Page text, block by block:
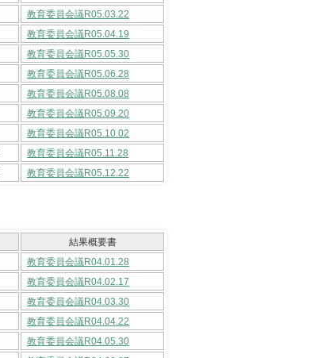
教育委員会議R05.03.22
教育委員会議R05.04.19
教育委員会議R05.05.30
教育委員会議R05.06.28
教育委員会議R05.08.08
教育委員会議R05.09.20
教育委員会議R05.10.02
教育委員会議R05.11.28
教育委員会議R05.12.22
結果概要書
教育委員会議R04.01.28
教育委員会議R04.02.17
教育委員会議R04.03.30
教育委員会議R04.04.22
教育委員会議R04.05.30